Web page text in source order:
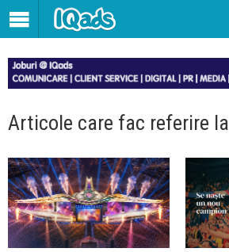
Articole care fac referire la